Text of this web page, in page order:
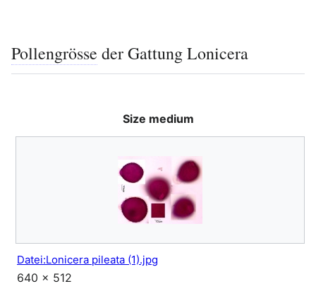
Pollengrösse der Gattung Lonicera
Size medium
Datei:Lonicera pileata (1).jpg
640 × 512